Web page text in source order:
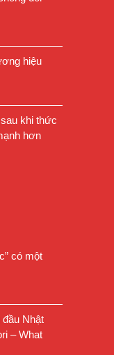
hiệu
khi thức
hơn
có một
đầu Nhật
– What